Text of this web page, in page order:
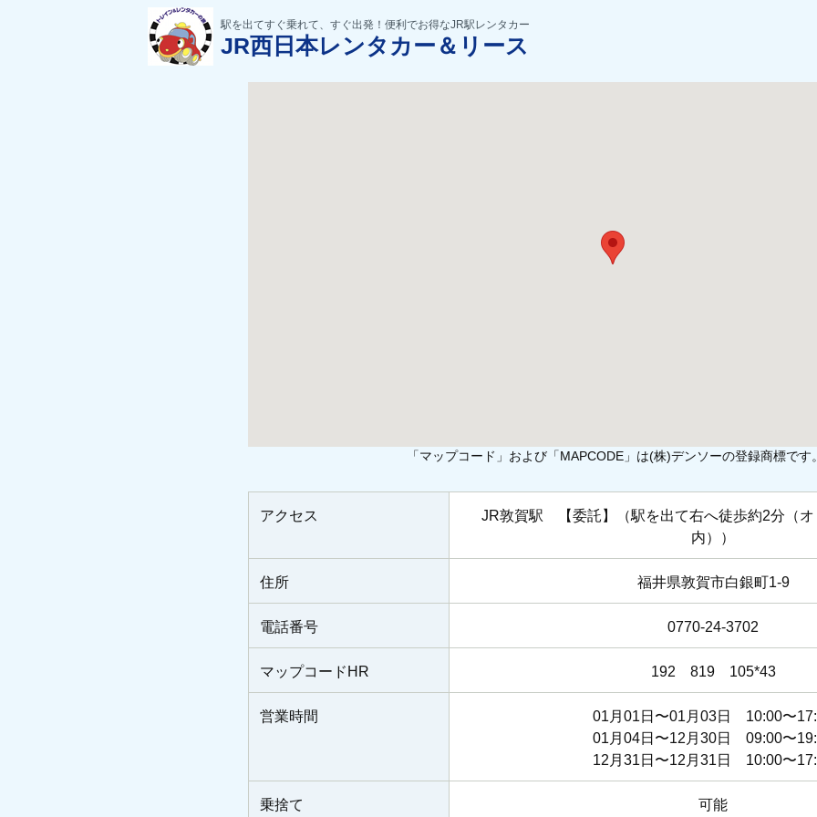
駅を出てすぐ乗れて、すぐ出発！便利でお得なJR駅レンタカー
JR西日本レンタカー＆リース
「マップコード」および「MAPCODE」は(株)デンソーの登録商標です
アクセス
JR敦賀駅 【委託】（駅を出て右へ徒歩約2分（オ
内））
住所 福井県敦賀市白銀町1-9
電話番号 0770-24-3702
マップコードHR 192 819 105*43
営業時間
01月01日〜01月03日 10:00〜
01月04日〜12月30日 09:00〜
12月31日〜12月31日 10:00〜
乗捨て 可能